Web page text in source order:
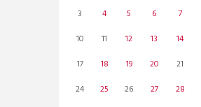
3
4 5 6 7
10
11 12 13 14
17
18 19 20 21
24
25 26 27 28